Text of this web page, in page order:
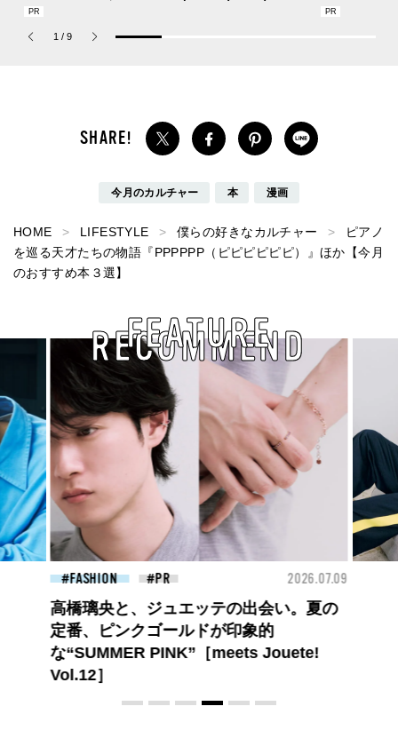
の新作フレグランス「コ
パルファム」
SUMMER
1 / 9
今月のカルチャー 本 漫画
HOME LIFESTYLE 僕らの好きなカルチャー
ピアノ
を巡る天才たちの物語『PPPPPP（ピピピピピピ）』ほか【今月
のおすすめ本３選】
RECOMMEND
FEATURE
FASHION 2026.07.09
ロエベの新しい世界へようこそ。大胆な
コントラストとレイヤードの先に。装う
喜び、明るいスピリット